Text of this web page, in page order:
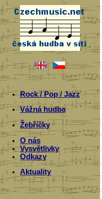
Rock / Pop / Jazz
Vážná hudba
Žebříčky
O nás
Vysvětlivky
Odkazy
Aktuality